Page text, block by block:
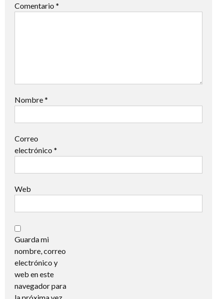
Comentario *
Nombre*
Correo
electrónico *
Web
Guarda mi
nombre, correo
electrónico y
web en este
navegador para
la próxima vez